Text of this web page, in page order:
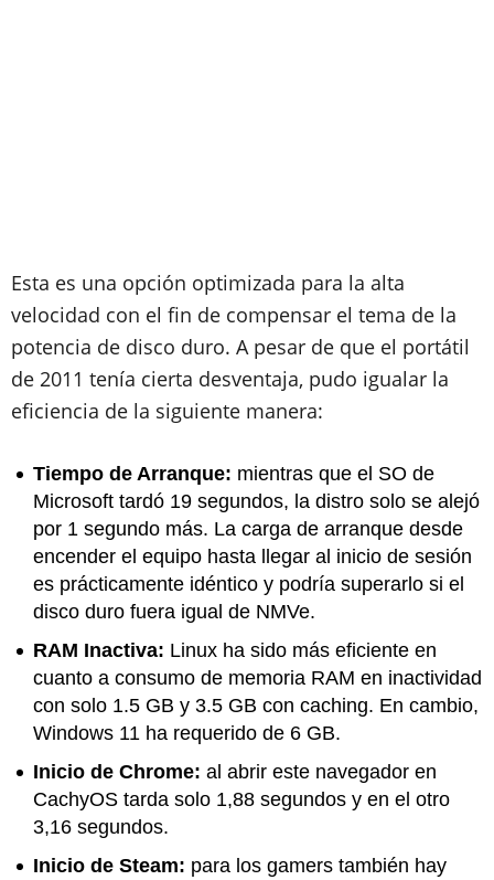
Esta es una opción optimizada para la alta
velocidad con el fin de compensar el tema de la
potencia de disco duro. A pesar de que el portátil
de 2011 tenía cierta desventaja, pudo igualar la
eficiencia de la siguiente manera:
Tiempo de Arranque: mientras que el SO de
Microsoft tardó 19 segundos, la distro solo se alejó
por 1 segundo más. La carga de arranque desde
encender el equipo hasta llegar al inicio de sesión
es prácticamente idéntico y podría superarlo si el
disco duro fuera igual de NMVe.
RAM Inactiva: Linux ha sido más eficiente en
cuanto a consumo de memoria RAM en inactividad
con solo 1.5 GB y 3.5 GB con caching. En cambio,
Windows 11 ha requerido de 6 GB.
Inicio de Chrome: al abrir este navegador en
CachyOS tarda solo 1,88 segundos y en el otro
3,16 segundos.
Inicio de Steam: para los gamers también hay